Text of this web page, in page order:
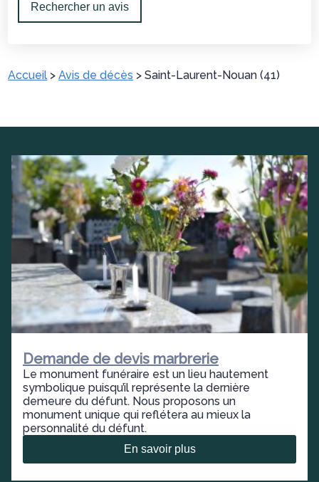
Rechercher un avis
Accueil >Avis de décès >Saint-Laurent-Nouan (41)
Demande de devis marbrerie
Le monument funéraire est un lieu hautement
symbolique puisqu’il représente la dernière
demeure du défunt. Nous proposons un
monument unique qui reflétera au mieux la
personnalité du défunt.
En savoir plus